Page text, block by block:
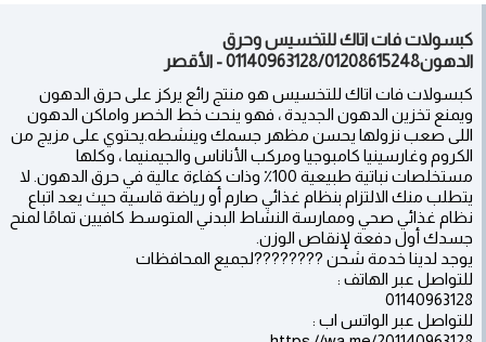
كبسولات فات اتاك للتخسيس وحرق
الدهون01140963128/01208615248 - الأقصر
كبسولات فات اتاك للتخسيس هو منتج رائع يركز على حرق الدهون
ويمنع تخزين الدهون الجديدة ، فهو ينحت خط الخصر واماكن الدهون
اللى صعب نزولها يحسن مظهر جسمك وينشطه.يحتوي على مزيج من
الكروم وغارسينيا كامبوجيا ومركب الأناناس والجيمنيما ، وكلها
مستخلصات نباتية طبيعية 100٪ وذات كفاءة عالية في حرق الدهون. لا
يتطلب منك الالتزام بنظام غذائي صارم أو رياضة قاسية حيث يعد اتباع
نظام غذائي صحي وممارسة النشاط البدني المتوسط كافيين تمامًا لمنح
جسدك أول دفعة لإنقاص الوزن.
يوجد لدينا خدمة شحن ????????لجميع المحافظات
للتواصل عبر الهاتف :
01140963128
للتواصل عبر الواتس اب :